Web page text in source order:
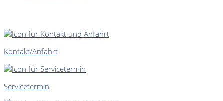
Kontakt/Anfahrt
Servicetermin